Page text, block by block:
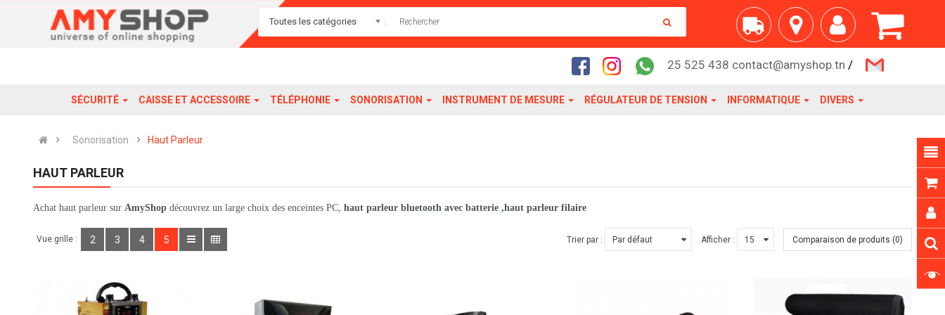
Toutes les catégories
25 525 438 contact@amyshop.tn /
SÉCURITÉ CAISSE ET ACCESSOIRE TÉLÉPHONIE SONORISATION INSTRUMENT DE MESURE RÉGULATEUR DE TENSION INFORMATIQUE DIVERS
Sonorisation Haut Parleur
HAUT PARLEUR
Achat haut parleur surAmyShop découvrez un large choix des enceintes PC, haut parleur bluetooth avec batterie ,haut parleur filaire
Vue grille : 2 3 4 5 Trier par : Afficher : Comparaison de produits (0)